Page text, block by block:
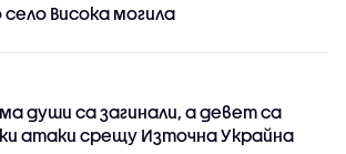
Висока могила
души са загинали, а девет са
атаки срещу Източна Украйна